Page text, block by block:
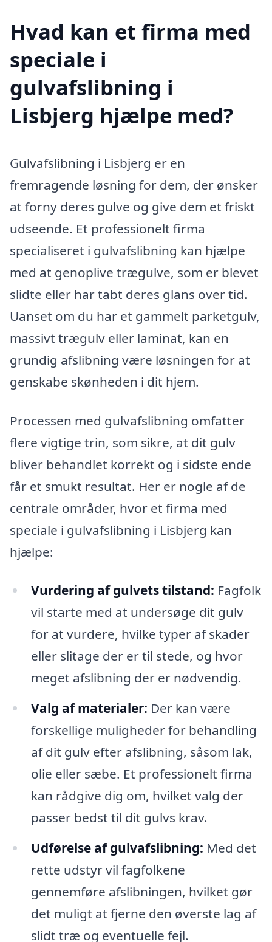
Hvad kan et firma med
speciale i
gulvafslibning i
Lisbjerg hjælpe med?
Gulvafslibning i Lisbjerg er en
fremragende løsning for dem, der ønsker
at forny deres gulve og give dem et friskt
udseende. Et professionelt firma
specialiseret i gulvafslibning kan hjælpe
med at genoplive trægulve, som er blevet
slidte eller har tabt deres glans over tid.
Uanset om du har et gammelt parketgulv,
massivt trægulv eller laminat, kan en
grundig afslibning være løsningen for at
genskabe skønheden i dit hjem.
Processen med gulvafslibning omfatter
flere vigtige trin, som sikre, at dit gulv
bliver behandlet korrekt og i sidste ende
får et smukt resultat. Her er nogle af de
centrale områder, hvor et firma med
speciale i gulvafslibning i Lisbjerg kan
hjælpe:
Vurdering af gulvets tilstand: Fagfolk
vil starte med at undersøge dit gulv
for at vurdere, hvilke typer af skader
eller slitage der er til stede, og hvor
meget afslibning der er nødvendig.
Valg af materialer: Der kan være
forskellige muligheder for behandling
af dit gulv efter afslibning, såsom lak,
olie eller sæbe. Et professionelt firma
kan rådgive dig om, hvilket valg der
passer bedst til dit gulvs krav.
Udførelse af gulvafslibning: Med det
rette udstyr vil fagfolkene
gennemføre afslibningen, hvilket gør
det muligt at fjerne den øverste lag af
slidt træ og eventuelle fejl.